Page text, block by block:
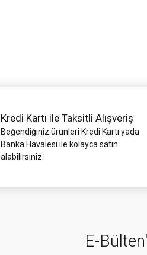
Kredi Kartı ile Taksitli Alışveriş
Beğendiğiniz ürünleri Kredi Kartı yada
Banka Havalesi ile kolayca satın
alabilirsiniz.
E-